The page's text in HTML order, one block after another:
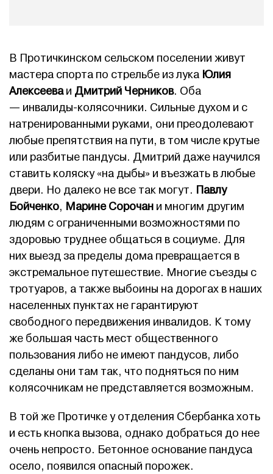
В Протичкинском сельском поселении живут
мастера спорта по стрельбе из лука Юлия
Алексееваи Дмитрий Черников. Оба
— инвалиды-колясочники. Сильные духом и с
натренированными руками, они преодолевают
любые препятствия на пути, в том числе крутые
или разбитые пандусы. Дмитрий даже научился
ставить коляску «на дыбы» и въезжать в любые
двери. Но далеко не все так могут. Павлу
Бойченко, Марине Сорочан и многим другим
людям с ограниченными возможностями по
здоровью труднее общаться в социуме. Для
них выезд за пределы дома превращается в
экстремальное путешествие. Многие съезды с
тротуаров, а также выбоины на дорогах в наших
населенных пунктах не гарантируют
свободного передвижения инвалидов. К тому
же большая часть мест общественного
пользования либо не имеют пандусов, либо
сделаны они там так, что подняться по ним
колясочникам не представляется возможным.
В той же Протичке у отделения Сбербанка хоть
и есть кнопка вызова, однако добраться до нее
очень непросто. Бетонное основание пандуса
осело, появился опасный порожек.